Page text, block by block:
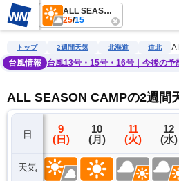
ALL SEASON CAMP
25/15
雨雲レーダー 台風情報 地震情報
トップ 2週間天気 北海道 道北
台風情報
台風13号・15号・16号｜今後の予
ALL SEASON CAMPの2週間
日
天気
8
(土)
9
(日)
10
(月)
11
(火)
12
(水)